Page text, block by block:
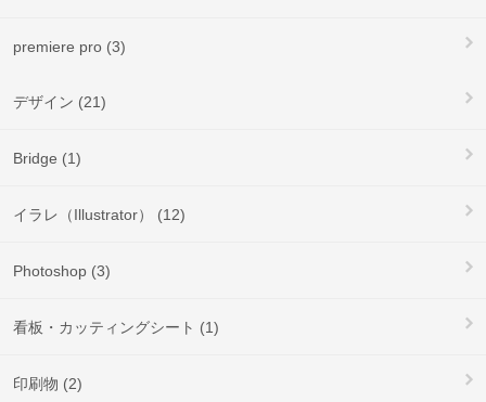
premiere pro (3)
デザイン (21)
Bridge (1)
イラレ（Illustrator） (12)
Photoshop (3)
看板・カッティングシート (1)
印刷物 (2)